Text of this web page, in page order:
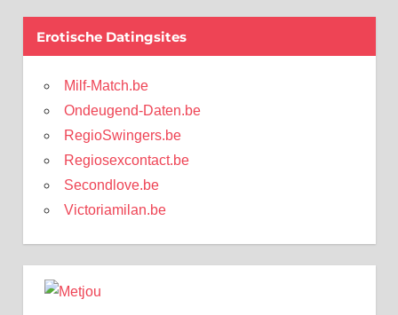
Erotische Datingsites
Milf-Match.be
Ondeugend-Daten.be
RegioSwingers.be
Regiosexcontact.be
Secondlove.be
Victoriamilan.be